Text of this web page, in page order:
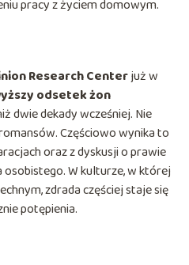
pracy z życiem domowym.
Research Centerjuż w
odsetek żon
dwie dekady wcześniej. Nie
Częściowo wynika to
oraz z dyskusji o prawie
W kulturze, w której
zdrada częściej staje się
potępienia.